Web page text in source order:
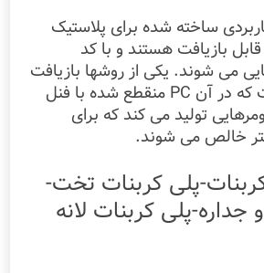
ساخته شده برای پلاستیک
کربنات 100٪ قابل بازیافت هستند و با کد
شناسایی می شوند. یکی از روشها بازیافت
مواد شیمیایی است که در آن PC منقطع شده با فنل
تولید می کند که برای
خالص می شوند.
پلی کربنات تخت-
جداره-پلی کربنات لانه